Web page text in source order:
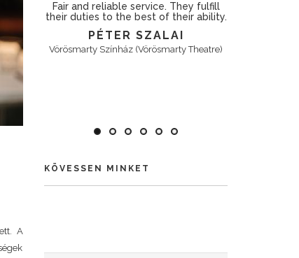
A
Fair and reliable service. They fulfill
their duties to the best of their ability.
PÉTER SZALAI
Vörösmarty Színház (Vörösmarty Theatre)
KÖVESSEN MINKET